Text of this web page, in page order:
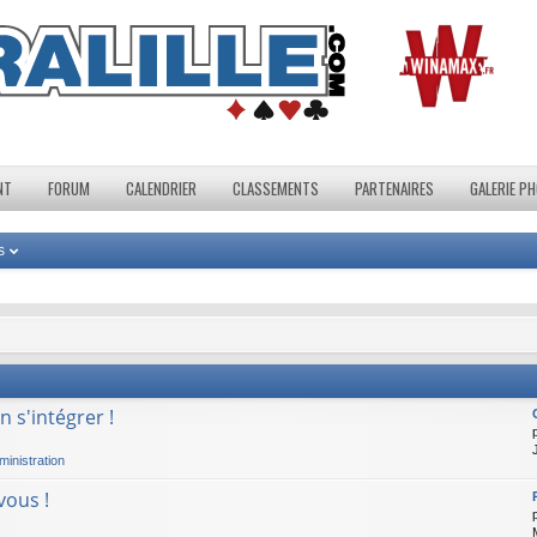
FORUM CALENDRIER CLASSEMENTS PARTENAIRES GALERIE
s'intégrer !
!